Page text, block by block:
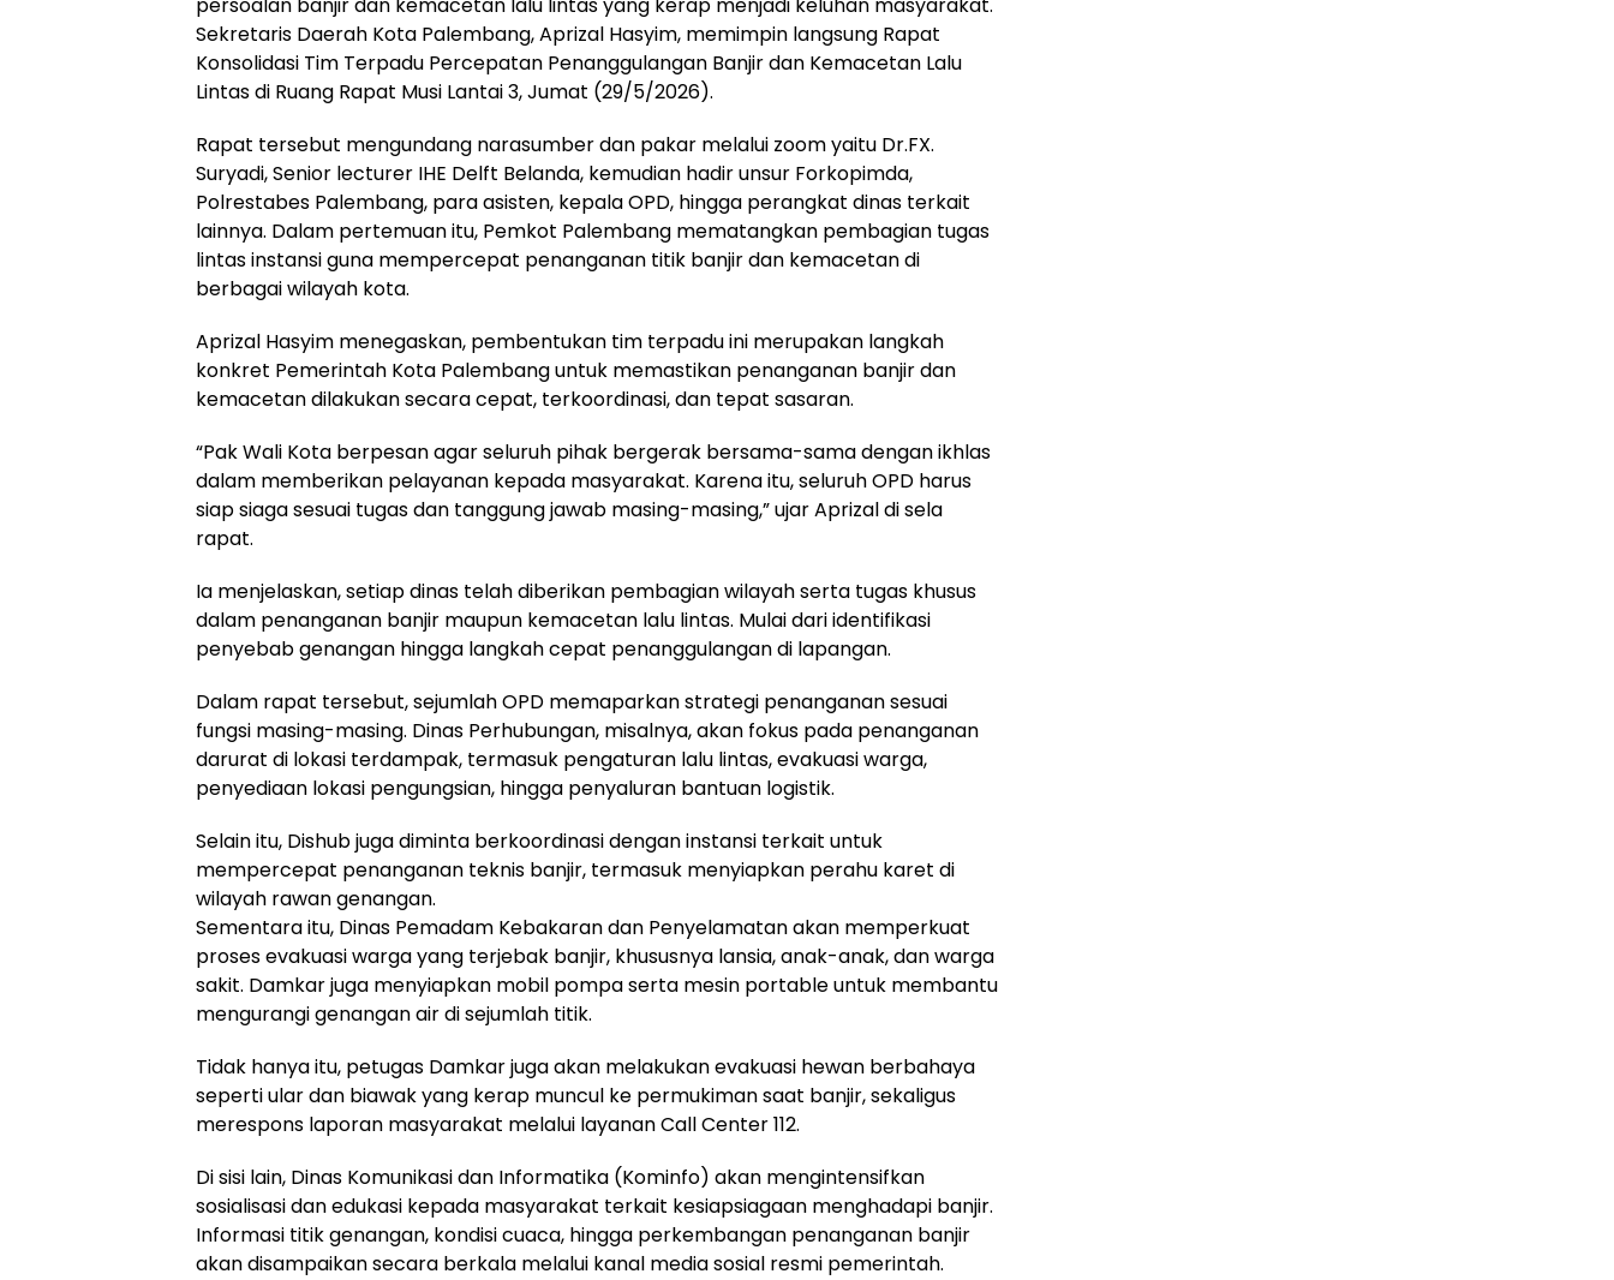
persoalan banjir dan kemacetan lalu lintas yang kerap menjadi keluhan masyarakat.
Sekretaris Daerah Kota Palembang, Aprizal Hasyim, memimpin langsung Rapat
Konsolidasi Tim Terpadu Percepatan Penanggulangan Banjir dan Kemacetan Lalu
Lintas di Ruang Rapat Musi Lantai 3, Jumat (29/5/2026).
Rapat tersebut mengundang narasumber dan pakar melalui zoom yaitu Dr.FX.
Suryadi, Senior lecturer IHE Delft Belanda, kemudian hadir unsur Forkopimda,
Polrestabes Palembang, para asisten, kepala OPD, hingga perangkat dinas terkait
lainnya. Dalam pertemuan itu, Pemkot Palembang mematangkan pembagian tugas
lintas instansi guna mempercepat penanganan titik banjir dan kemacetan di
berbagai wilayah kota.
Aprizal Hasyim menegaskan, pembentukan tim terpadu ini merupakan langkah
konkret Pemerintah Kota Palembang untuk memastikan penanganan banjir dan
kemacetan dilakukan secara cepat, terkoordinasi, dan tepat sasaran.
“Pak Wali Kota berpesan agar seluruh pihak bergerak bersama-sama dengan ikhlas
dalam memberikan pelayanan kepada masyarakat. Karena itu, seluruh OPD harus
siap siaga sesuai tugas dan tanggung jawab masing-masing,” ujar Aprizal di sela
rapat.
Ia menjelaskan, setiap dinas telah diberikan pembagian wilayah serta tugas khusus
dalam penanganan banjir maupun kemacetan lalu lintas. Mulai dari identifikasi
penyebab genangan hingga langkah cepat penanggulangan di lapangan.
Dalam rapat tersebut, sejumlah OPD memaparkan strategi penanganan sesuai
fungsi masing-masing. Dinas Perhubungan, misalnya, akan fokus pada penanganan
darurat di lokasi terdampak, termasuk pengaturan lalu lintas, evakuasi warga,
penyediaan lokasi pengungsian, hingga penyaluran bantuan logistik.
Selain itu, Dishub juga diminta berkoordinasi dengan instansi terkait untuk
mempercepat penanganan teknis banjir, termasuk menyiapkan perahu karet di
wilayah rawan genangan.
Sementara itu, Dinas Pemadam Kebakaran dan Penyelamatan akan memperkuat
proses evakuasi warga yang terjebak banjir, khususnya lansia, anak-anak, dan warga
sakit. Damkar juga menyiapkan mobil pompa serta mesin portable untuk membantu
mengurangi genangan air di sejumlah titik.
Tidak hanya itu, petugas Damkar juga akan melakukan evakuasi hewan berbahaya
seperti ular dan biawak yang kerap muncul ke permukiman saat banjir, sekaligus
merespons laporan masyarakat melalui layanan Call Center 112.
Di sisi lain, Dinas Komunikasi dan Informatika (Kominfo) akan mengintensifkan
sosialisasi dan edukasi kepada masyarakat terkait kesiapsiagaan menghadapi banjir.
Informasi titik genangan, kondisi cuaca, hingga perkembangan penanganan banjir
akan disampaikan secara berkala melalui kanal media sosial resmi pemerintah.